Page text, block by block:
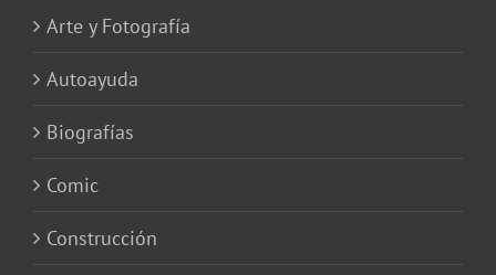
Arte y Fotografía
Autoayuda
Biografías
Comic
Construcción